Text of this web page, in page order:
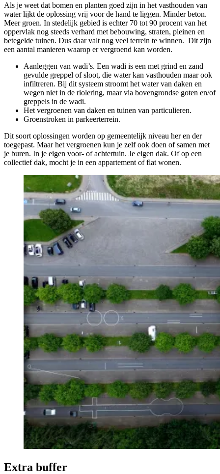
Als je weet dat bomen en planten goed zijn in het vasthouden van
water lijkt de oplossing vrij voor de hand te liggen. Minder beton.
Meer groen. In stedelijk gebied is echter 70 tot 90 procent van het
oppervlak nog steeds verhard met bebouwing, straten, pleinen en
betegelde tuinen. Dus daar valt nog veel terrein te winnen. Dit zijn
een aantal manieren waarop er vergroend kan worden.
Aanleggen van wadi’s. Een wadi is een met grind en zand
gevulde greppel of sloot, die water kan vasthouden maar ook
infiltreren. Bij dit systeem stroomt het water van daken en
wegen niet in de riolering, maar via bovengrondse goten en/of
greppels in de wadi.
Het vergroenen van daken en tuinen van particulieren.
Groenstroken in parkeerterrein.
Dit soort oplossingen worden op gemeentelijk niveau her en der
toegepast. Maar het vergroenen kun je zelf ook doen of samen met
je buren. In je eigen voor- of achtertuin. Je eigen dak. Of op een
collectief dak, mocht je in een appartement of flat wonen.
Extra buffer